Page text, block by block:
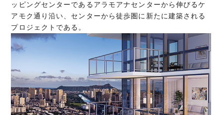
ッピングセンターであるアラモアナセンターから伸びるケ
アモク通り沿い、センターから徒歩圏に新たに建築される
プロジェクトである。